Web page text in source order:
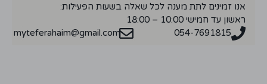
אנו זמינים לתת מענה לכל שאלה בשעות הפעילות:
ראשון עד חמישי 10:00 – 18:00
054-7691815
myteferahaim@gmail.com